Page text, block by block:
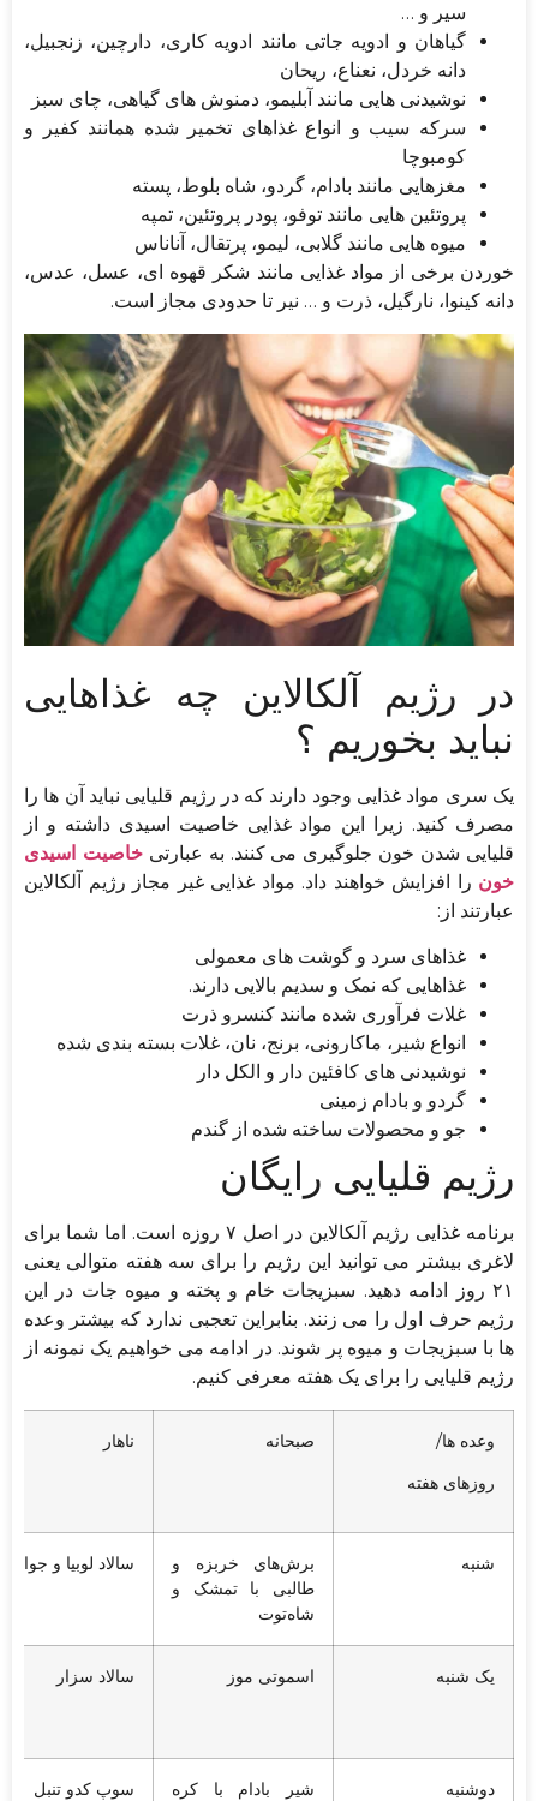
سیر و …
گیاهان و ادویه جاتی مانند ادویه کاری، دارچین، زنجبیل،
دانه خردل، نعناع، ریحان
نوشیدنی هایی مانند آبلیمو، دمنوش های گیاهی، چای سبز
سرکه سیب و انواع غذاهای تخمیر شده همانند کفیر و
کومبوچا
مغزهایی مانند بادام، گردو، شاه بلوط، پسته
پروتئین هایی مانند توفو، پودر پروتئین، تمپه
میوه هایی مانند گلابی، لیمو، پرتقال، آناناس
خوردن برخی از مواد غذایی مانند شکر قهوه ای، عسل، عدس،
دانه کینوا، نارگیل، ذرت و … نیر تا حدودی مجاز است.
در رژیم آلکالاین چه غذاهایی
نباید بخوریم ؟
یک سری مواد غذایی وجود دارند که در رژیم قلیایی نباید آن ها را
مصرف کنید. زیرا این مواد غذایی خاصیت اسیدی داشته و از
قلیایی شدن خون جلوگیری می کنند. به عبارتیخاصیت اسیدی
خون را افزایش خواهند داد. مواد غذایی غیر مجاز رژیم آلکالاین
عبارتند از:
غذاهای سرد و گوشت های معمولی
غذاهایی که نمک و سدیم بالایی دارند.
غلات فرآوری شده مانند کنسرو ذرت
انواع شیر، ماکارونی، برنج، نان، غلات بسته بندی شده
نوشیدنی های کافئین دار و الکل دار
گردو و بادام زمینی
جو و محصولات ساخته شده از گندم
رژیم قلیایی رایگان
برنامه غذایی رژیم آلکالاین در اصل ۷ روزه است. اما شما برای
لاغری بیشتر می توانید این رژیم را برای سه هفته متوالی یعنی
۲۱ روز ادامه دهید. سبزیجات خام و پخته و میوه جات در این
رژیم حرف اول را می زنند. بنابراین تعجبی ندارد که بیشتر وعده
ها با سبزیجات و میوه پر شوند. در ادامه می خواهیم یک نمونه از
رژیم قلیایی را برای یک هفته معرفی کنیم.
وعده ها/
روزهای هفته
صبحانه ناهار
شنبه
برش‌های خربزه و
طالبی با تمشک و
شاه‌توت
سالاد لوبیا و جوانه
یک شنبه اسموتی موز سالاد سزار
دوشنبه
شیر بادام با کره
سوپ کدو تنبل